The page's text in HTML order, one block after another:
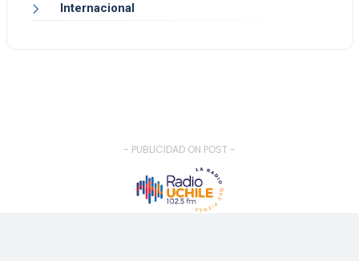
Internacional
- PUBLICIDAD ON POST -